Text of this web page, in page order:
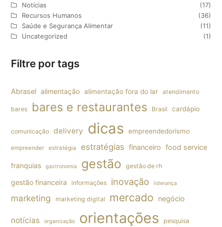
Notícias
(17)
Recursos Humanos
(36)
Saúde e Segurança Alimentar
(11)
Uncategorized
(1)
Filtre por tags
Abrasel alimentação alimentação fora do lar atendimento
bares bares e restaurantes Brasil cardápio
comunicação delivery dicas empreendedorismo
empreender estratégia estratégias financeiro food service
franquias gastronomia gestão gestão de rh
gestão financeira informações inovação liderança
marketing marketing digital mercado negócio
notícias organização orientações pesquisa